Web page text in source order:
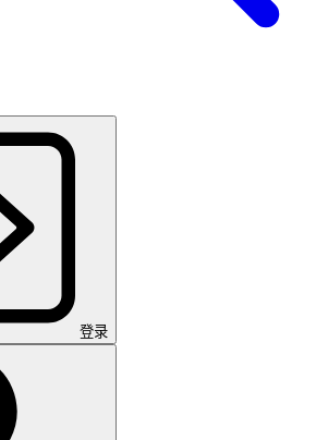
登录